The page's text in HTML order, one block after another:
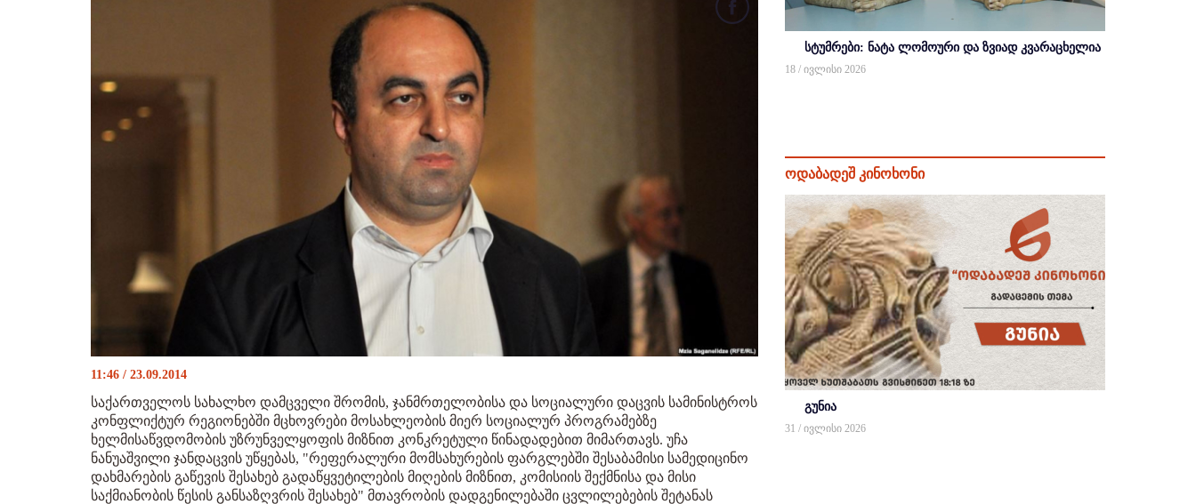
11:46 / 23.09.2014
საქართველოს სახალხო დამცველი შრომის, ჯანმრთელობისა და სოციალური დაცვის სამინისტროს
კონფლიქტურ რეგიონებში მცხოვრები მოსახლეობის მიერ სოციალურ პროგრამებზე
ხელმისაწვდომობის უზრუნველყოფის მიზნით კონკრეტული წინადადებით მიმართავს. უჩა
ნანუაშვილი ჯანდაცვის უწყებას, "რეფერალური მომსახურების ფარგლებში შესაბამისი სამედიცინო
დახმარების გაწევის შესახებ გადაწყვეტილების მიღების მიზნით, კომისიის შექმნისა და მისი
საქმიანობის წესის განსაზღვრის შესახებ" მთავრობის დადგენილებაში ცვლილებების შეტანას
სტუმრები: ნატა ლომოური და ზვიად კვარაცხელია
18 / ივლისი 2026
ოდაბადეშ კინოხონი
გუნია
31 / ივლისი 2026